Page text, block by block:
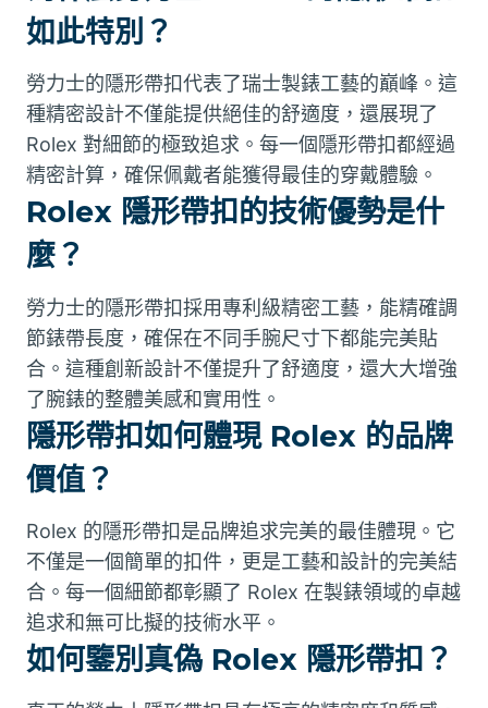
如此特別？
勞力士的隱形帶扣代表了瑞士製錶工藝的巔峰。這
種精密設計不僅能提供絕佳的舒適度，還展現了
Rolex 對細節的極致追求。每一個隱形帶扣都經過
精密計算，確保佩戴者能獲得最佳的穿戴體驗。
Rolex 隱形帶扣的技術優勢是什
麼？
勞力士的隱形帶扣採用專利級精密工藝，能精確調
節錶帶長度，確保在不同手腕尺寸下都能完美貼
合。這種創新設計不僅提升了舒適度，還大大增強
了腕錶的整體美感和實用性。
隱形帶扣如何體現 Rolex 的品牌
價值？
Rolex 的隱形帶扣是品牌追求完美的最佳體現。它
不僅是一個簡單的扣件，更是工藝和設計的完美結
合。每一個細節都彰顯了 Rolex 在製錶領域的卓越
追求和無可比擬的技術水平。
如何鑒別真偽 Rolex 隱形帶扣？